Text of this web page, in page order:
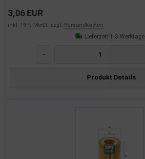
3,06 EUR
inkl. 19 % MwSt. zzgl. Versandkosten
Lieferzeit:1-3 Werktage
-
Produkt Details